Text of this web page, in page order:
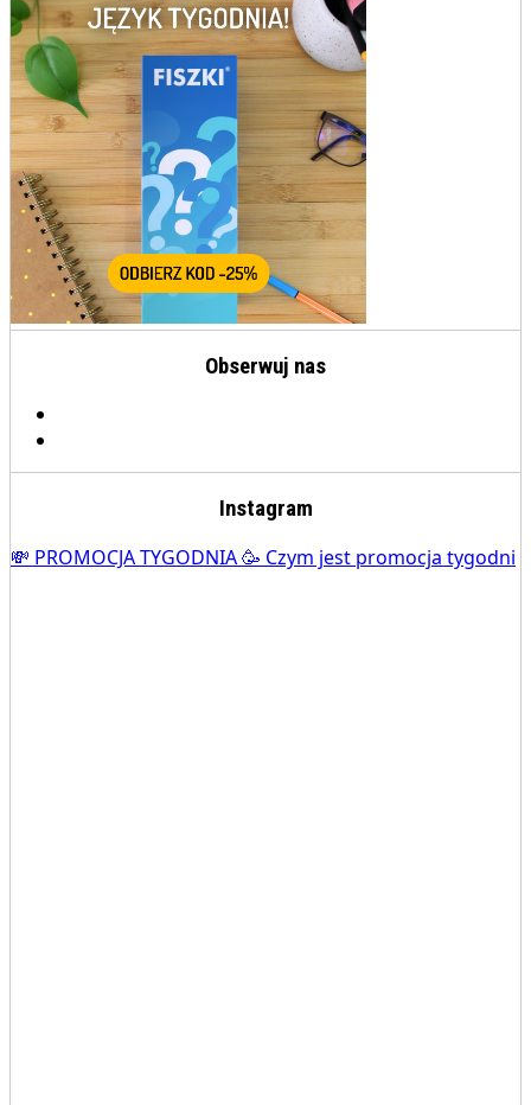
Obserwuj nas
Instagram
💸 PROMOCJA TYGODNIA 🥳 Czym jest promocja tygodni